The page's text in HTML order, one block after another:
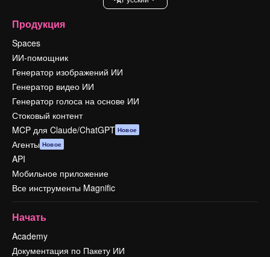
Продукция
Spaces
ИИ-помощник
Генератор изображений ИИ
Генератор видео ИИ
Генератор голоса на основе ИИ
Стоковый контент
MCP для Claude/ChatGPT Новое
Агенты Новое
API
Мобильное приложение
Все инструменты Magnific
Начать
Academy
Документация по Пакету ИИ